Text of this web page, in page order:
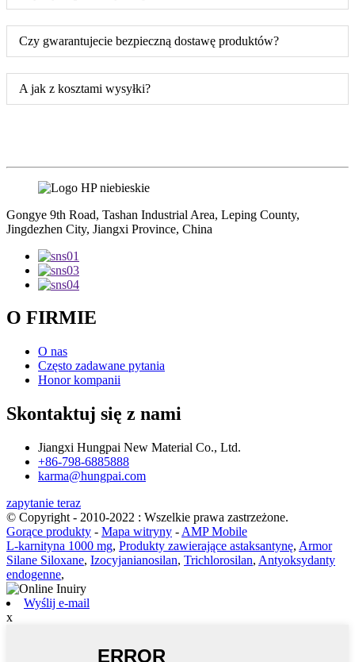
Czy gwarantujecie bezpieczną dostawę produktów?
A jak z kosztami wysyłki?
Gongye 9th Road, Tashan Industrial Area, Leping County,
Jingdezhen City, Jiangxi Province, China
O FIRMIE
O nas
Często zadawane pytania
Honor kompanii
Skontaktuj się z nami
Jiangxi Hungpai New Material Co., Ltd.
+86-798-6885888
karma@hungpai.com
zapytanie teraz
© Copyright - 2010-2022 : Wszelkie prawa zastrzeżone.
Gorące produkty - Mapa witryny - AMP Mobile
L-karnityna 1000 mg, Produkty zawierające astaksantynę, Armor
Silane Siloxane, Izocyjanianosilan, Trichlorosilan, Antyoksydanty
endogenne,
Wyślij e-mail
x